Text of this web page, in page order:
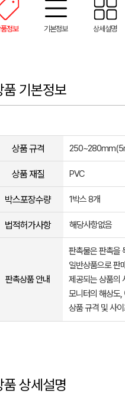
정보 기본정보 상세설명
품 기본정보
상품 규격
상품 재질 PVC
박스포장수량 1박스 8개
법적허가사항 해당사항없음
판촉상품 안내
판촉물은 판촉을
일반상품으로 판
제공되는 상품의
모니터의 해상도,
상품 규격 및 사
품 상세설명